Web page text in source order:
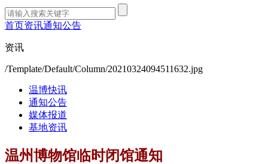
首页资讯通知公告
资讯
/Template/Default/Column/20210324094511632.jpg
温博快讯
通知公告
媒体报道
基地资讯
温州博物馆临时闭馆通知